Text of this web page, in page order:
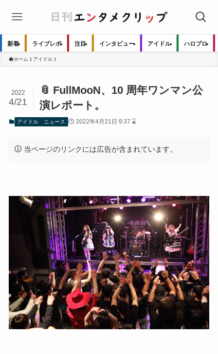
新着 ライブレポ 注目 インタビュー アイドル ハロプロ
ホーム アイドル
📎 FullMooN、10 周年ワンマン公
演レポート。
2022
4/21
アイドル ニュース 2022年4月21日 9:37 ⌛
当ページのリンクには広告が含まれています。